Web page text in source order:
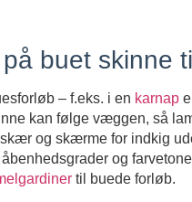
buet skinne
– f.eks. i en karnap
kan følge væggen, så
og skærme for indkig
og
til buede forløb.